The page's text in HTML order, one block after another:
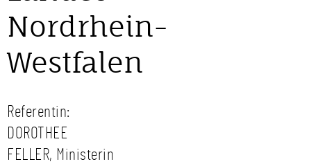
Nordrhein-
Westfalen
Referentin:
DOROTHEE
FELLER, Ministerin